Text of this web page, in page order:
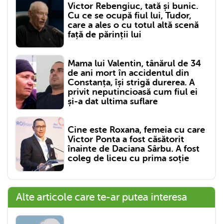
Victor Rebengiuc, tată și bunic.
Cu ce se ocupă fiul lui, Tudor,
care a ales o cu totul altă scenă
față de părinții lui
Mama lui Valentin, tânărul de 34
de ani mort în accidentul din
Constanța, își strigă durerea. A
privit neputincioasă cum fiul ei
și-a dat ultima suflare
Cine este Roxana, femeia cu care
Victor Ponta a fost căsătorit
înainte de Daciana Sârbu. A fost
coleg de liceu cu prima soție
Alte articole care te-ar putea interesa